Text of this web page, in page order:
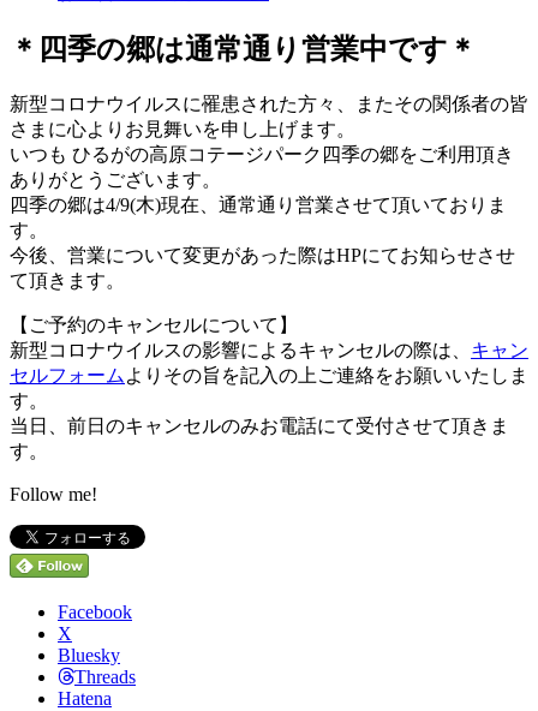
＊四季の郷は通常通り営業中です＊
新型コロナウイルスに罹患された方々、またその関係者の皆
さまに心よりお見舞いを申し上げます。
いつも ひるがの高原コテージパーク四季の郷をご利用頂き
ありがとうございます。
四季の郷は4/9(木)現在、通常通り営業させて頂いておりま
す。
今後、営業について変更があった際はHPにてお知らせさせ
て頂きます。
【ご予約のキャンセルについて】
新型コロナウイルスの影響によるキャンセルの際は、 キャン
セルフォーム よりその旨を記入の上ご連絡をお願いいたしま
す。
当日、前日のキャンセルのみお電話にて受付させて頂きま
す。
Follow me!
Facebook
X
Bluesky
Threads
Hatena